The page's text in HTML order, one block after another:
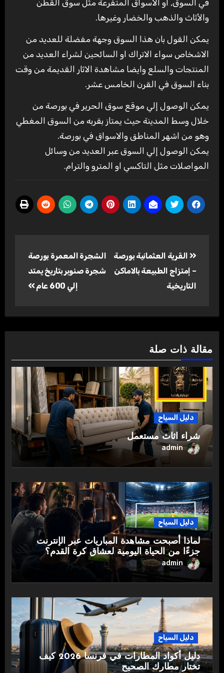
في السوق, او الاسواق المتفرعة مثل سوق القطن
والأثاث والذهب والخضار وغيرها.
يمكن القول بان هذا السوق وجهة مفضلة للعديد من
الاشخاص سواء الاتراك او السائحين لشراء العديد من
المنتجات والسلع وايضا مشاهدة الاثار القديمة من وقت
بناء السوق في القرن الخامس عشر.
يمكن الوصول إلي موقع سوق الحرير في بورصة من
خلال وسط المدينة حيث يمتاز بقربه من السوق المغطي
وهو من اشهر المناطق والاسواق في بورصة.
يمكن الوصول إلي السوق عبر العديد من وسائل
المواصلات مثل التاكسي او المترو والترام.
المقالات
القرية العثمانية بورصة
– إمتزاج الطبيعة بالاماكن
التاريخية
الشجرة المعمرة بورصة
شجرة صنوبر بتاريخ يمتد
إلي 600 عام
مقالة ذات صلة
دليل السياح
شراء اثاث مستعمل
admin
دليل السياح
لماذا أصبحت مشاهدة المباريات عبر الإنترنت
جزءًا من الحياة اليومية لعشاق كرة القدم؟
admin
دليل السياح
دليل أكواد المطارات في فرنسا 2026 كيف
تختار مطارك الصحيح